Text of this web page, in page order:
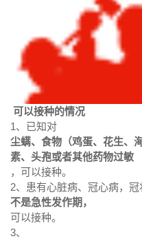
可以接种的情况
1、已知对
尘螨、食物（鸡蛋、花生、
素、头孢或者其他药物过敏
，可以接种。
2、患有心脏病、冠心病，冠
不是急性发作期，
可以接种。
3、